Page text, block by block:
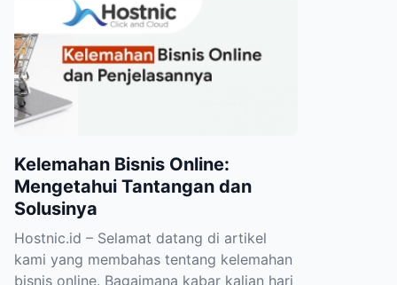
Kelemahan Bisnis Online:
Mengetahui Tantangan dan
Solusinya
Hostnic.id – Selamat datang di artikel
kami yang membahas tentang kelemahan
bisnis online. Bagaimana kabar kalian hari